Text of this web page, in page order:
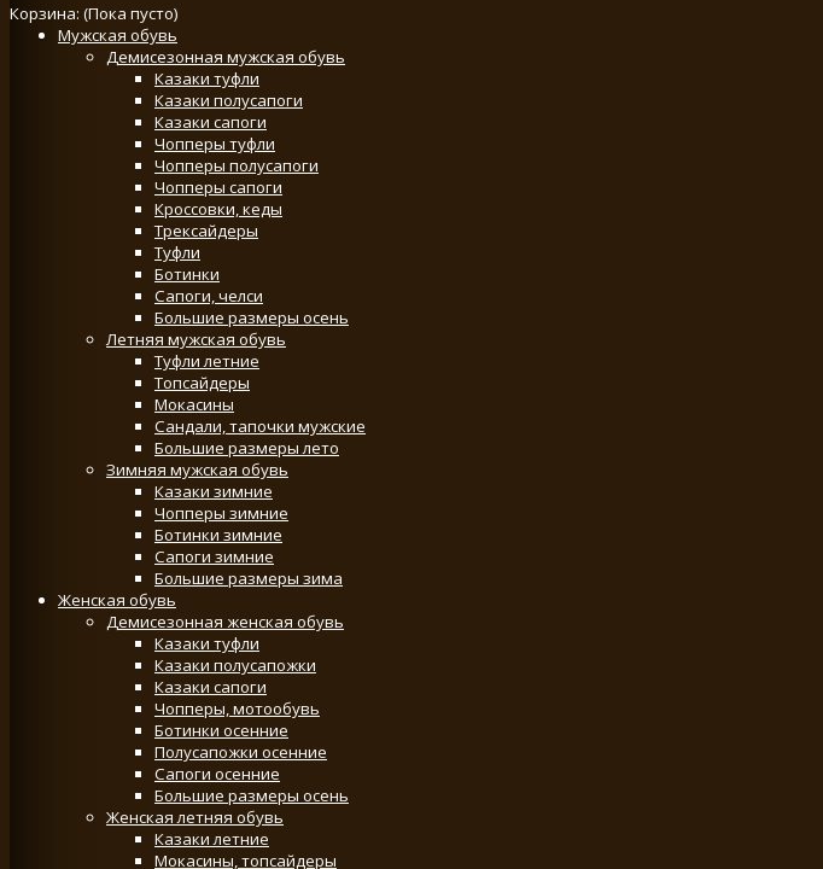
Корзина: (Пока пусто)
Мужская обувь
Демисезонная мужская обувь
Казаки туфли
Казаки полусапоги
Казаки сапоги
Чопперы туфли
Чопперы полусапоги
Чопперы сапоги
Кроссовки, кеды
Трексайдеры
Туфли
Ботинки
Сапоги, челси
Большие размеры осень
Летняя мужская обувь
Туфли летние
Топсайдеры
Мокасины
Сандали, тапочки мужские
Большие размеры лето
Зимняя мужская обувь
Казаки зимние
Чопперы зимние
Ботинки зимние
Сапоги зимние
Большие размеры зима
Женская обувь
Демисезонная женская обувь
Казаки туфли
Казаки полусапожки
Казаки сапоги
Чопперы, мотообувь
Ботинки осенние
Полусапожки осенние
Сапоги осенние
Большие размеры осень
Женская летняя обувь
Казаки летние
Мокасины, топсайдеры